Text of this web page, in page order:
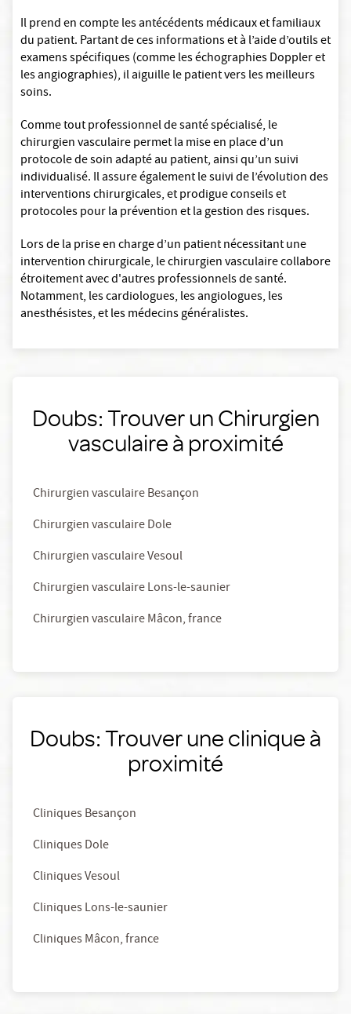
Il prend en compte les antécédents médicaux et familiaux
du patient. Partant de ces informations et à l’aide d’outils et
examens spécifiques (comme les échographies Doppler et
les angiographies), il aiguille le patient vers les meilleurs
soins.
Comme tout professionnel de santé spécialisé, le
chirurgien vasculaire permet la mise en place d’un
protocole de soin adapté au patient, ainsi qu’un suivi
individualisé. Il assure également le suivi de l’évolution des
interventions chirurgicales, et prodigue conseils et
protocoles pour la prévention et la gestion des risques.
Lors de la prise en charge d’un patient nécessitant une
intervention chirurgicale, le chirurgien vasculaire collabore
étroitement avec d'autres professionnels de santé.
Notamment, les cardiologues, les angiologues, les
anesthésistes, et les médecins généralistes.
Doubs: Trouver un Chirurgien
vasculaire à proximité
Chirurgien vasculaire Besançon
Chirurgien vasculaire Dole
Chirurgien vasculaire Vesoul
Chirurgien vasculaire Lons-le-saunier
Chirurgien vasculaire Mâcon, france
Doubs: Trouver une clinique à
proximité
Cliniques Besançon
Cliniques Dole
Cliniques Vesoul
Cliniques Lons-le-saunier
Cliniques Mâcon, france